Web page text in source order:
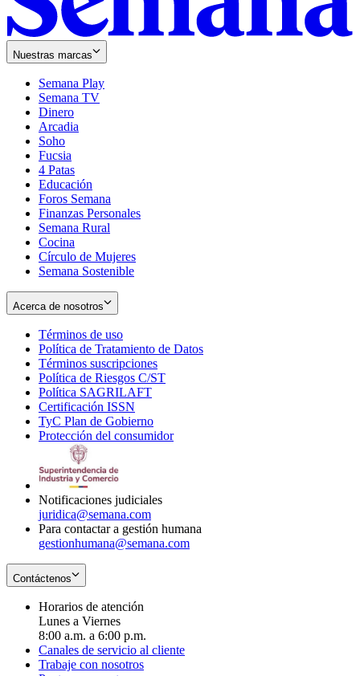
Nuestras marcas
Semana Play
Semana TV
Dinero
Arcadia
Soho
in
new
window
Fucsia
in
new
window
4 Patas
Educación
Foros Semana
Finanzas Personales
Semana Rural
Cocina
Círculo de Mujeres
Semana Sostenible
Acerca de nosotros
Términos de uso
in
new
window
Política de Tratamiento de Datos
Términos suscripciones
in
Política de Riesgos C/ST
Política SAGRILAFT
new
window
Certificación ISSN
in
new
TyC Plan de Gobierno
in
Protección del consumidorOpens
Notificaciones judiciales
juridica@semana.com
Para contactar a gestión humana
gestionhumana@semana.com
Contáctenos
Horarios de atención
Lunes a Viernes
8:00 a.m. a 6:00 p.m.
Canales de servicio al cliente
Trabaje con nosotros